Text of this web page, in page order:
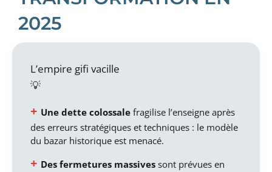
2025
L’empire gifi vacille
Une dette colossale fragilise l’enseigne après
des erreurs stratégiques et techniques : le modèle
du bazar historique est menacé.
Des fermetures massives sont prévues en